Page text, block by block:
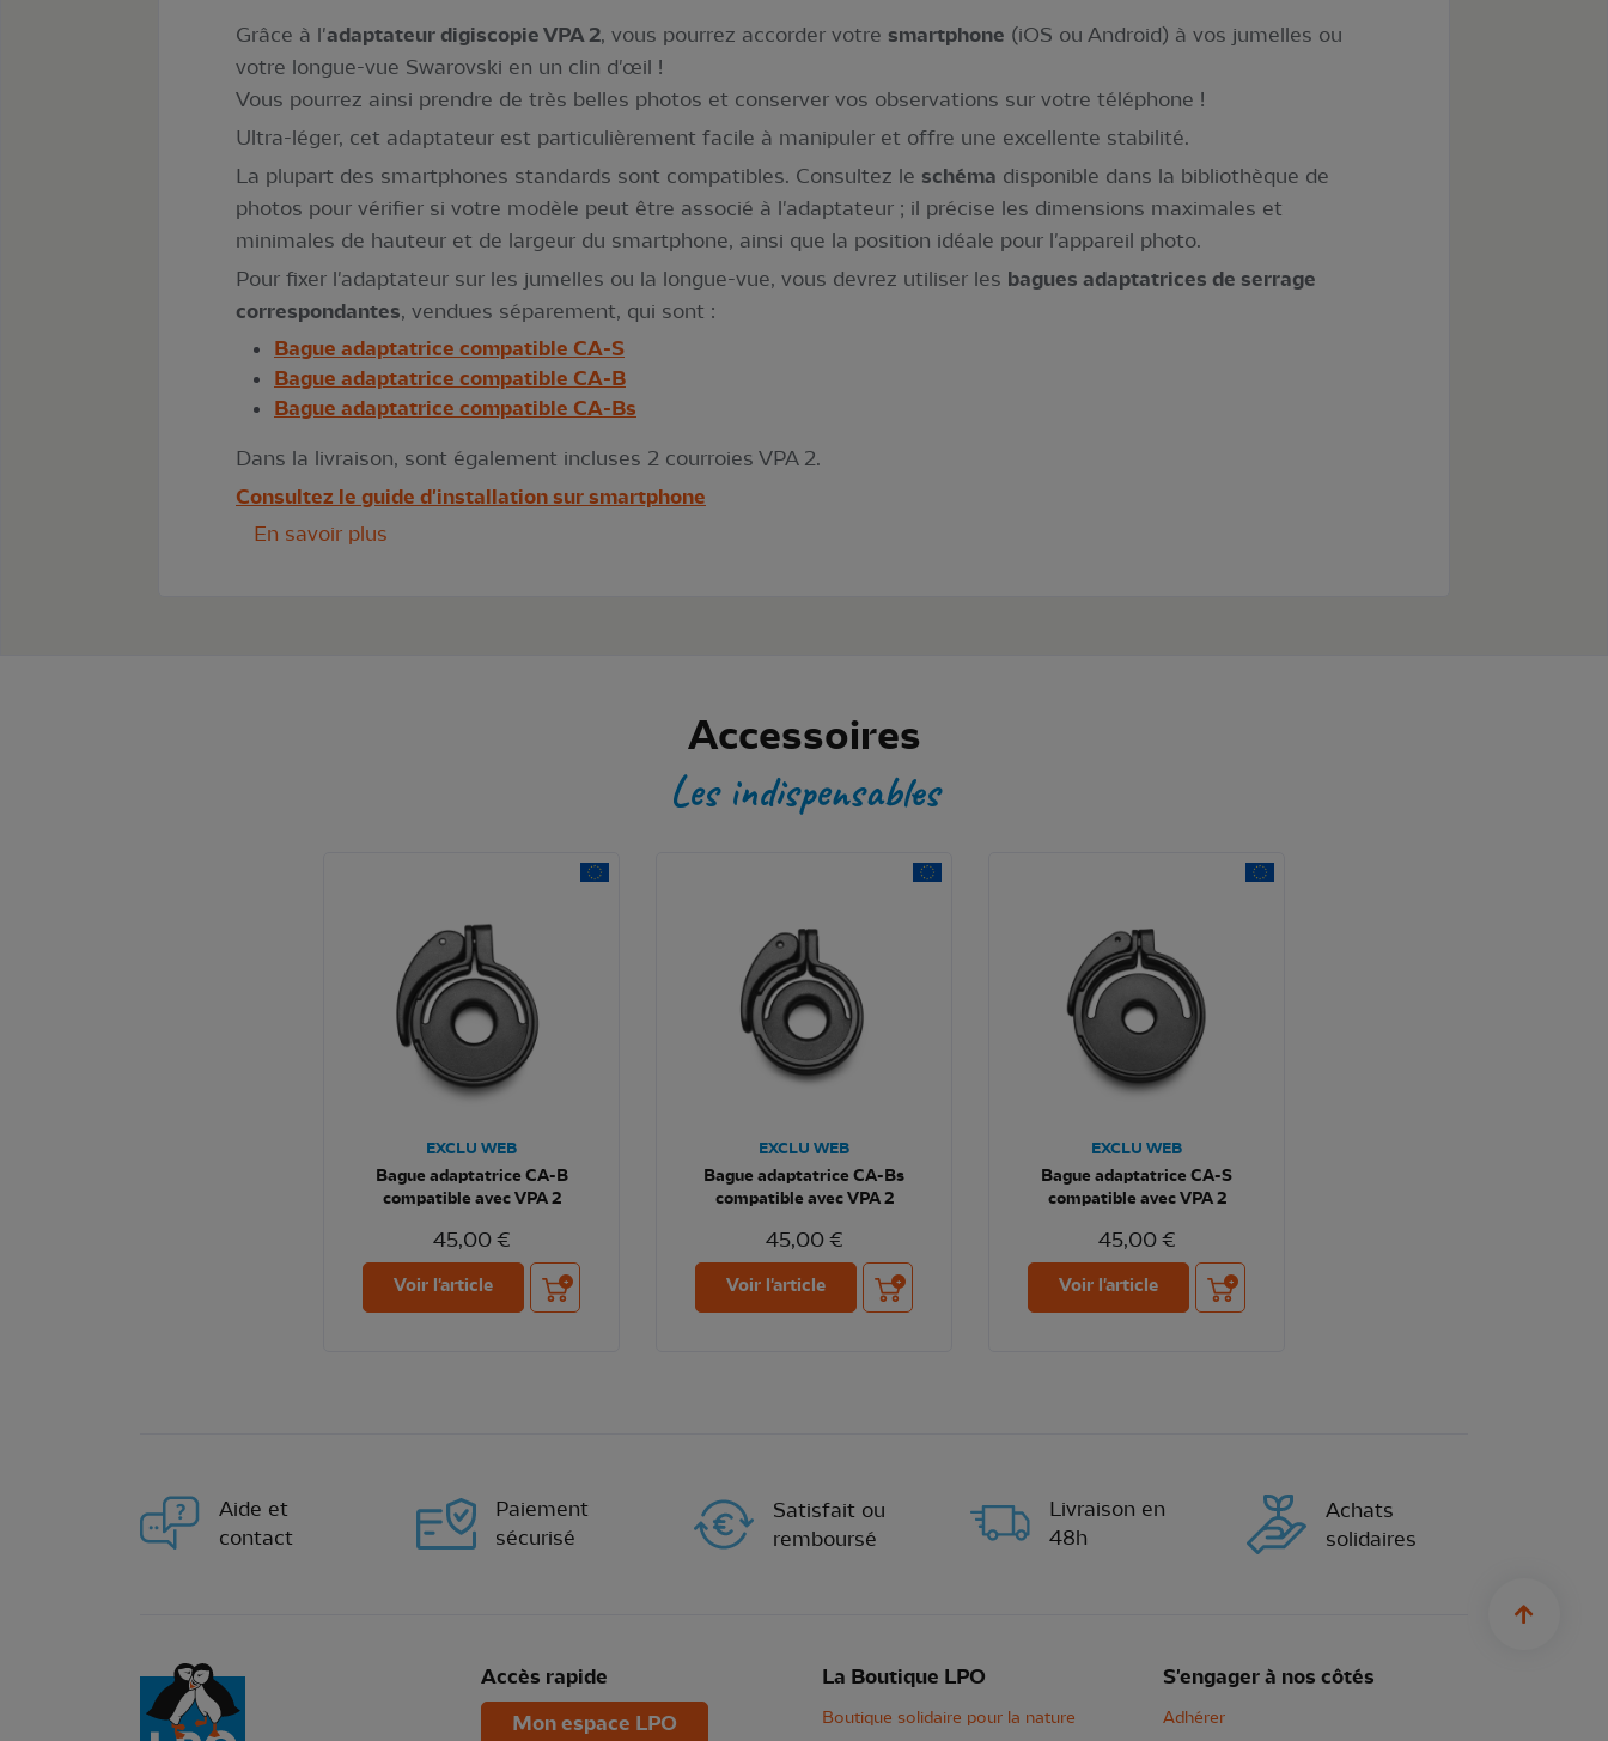
Grâce à l'adaptateur digiscopie VPA 2, vous pourrez accorder votre smartphone (iOS ou Android) à vos jumelles ou
votre longue-vue Swarovski en un clin d'œil !
Vous pourrez ainsi prendre de très belles photos et conserver vos observations sur votre téléphone !
Ultra-léger, cet adaptateur est particulièrement facile à manipuler et offre une excellente stabilité.
La plupart des smartphones standards sont compatibles. Consultez le schéma disponible dans la bibliothèque de
photos pour vérifier si votre modèle peut être associé à l'adaptateur ; il précise les dimensions maximales et
minimales de hauteur et de largeur du smartphone, ainsi que la position idéale pour l'appareil photo.
Pour fixer l'adaptateur sur les jumelles ou la longue-vue, vous devrez utiliser les bagues adaptatrices de serrage
correspondantes, vendues séparement, qui sont :
Bague adaptatrice compatible CA-S
Bague adaptatrice compatible CA-B
Bague adaptatrice compatible CA-Bs
Dans la livraison, sont également incluses 2 courroies VPA 2.
Consultez le guide d'installation sur smartphone
En savoir plus
Accessoires
Les indispensables
EXCLU WEB
Bague adaptatrice CA-B
compatible avec VPA 2
45,00 €
Voir l'article Ajouter au panier
EXCLU WEB
Bague adaptatrice CA-Bs
compatible avec VPA 2
45,00 €
Voir l'article Ajouter au panier
EXCLU WEB
Bague adaptatrice CA-S
compatible avec VPA 2
45,00 €
Voir l'article Ajouter au panier
Aide et
contact
Paiement
sécurisé
Satisfait ou
remboursé
Livraison en
48h
Achats
solidaires
Accès rapide
Mon espace LPO
La Boutique LPO
Boutique solidaire pour la nature
S'engager à nos côtés
Adhérer